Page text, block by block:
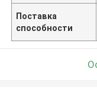
Поставка
способности